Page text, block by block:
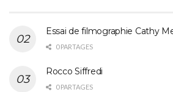
Essai de filmographie Cathy
0 PARTAGES
Rocco Siffredi
0 PARTAGES